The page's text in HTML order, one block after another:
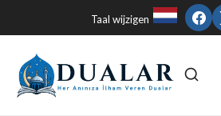
to
content
Taal wijzigen